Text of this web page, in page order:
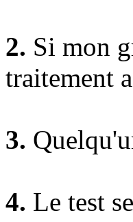
2. Si mon
traitement
3.
4. Le test